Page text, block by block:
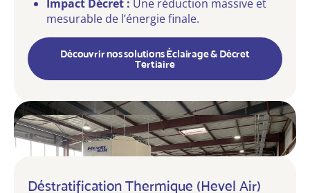
Impact Décret : Une réduction massive et
mesurable de l’énergie finale.
Découvrir nos solutions Éclairage & Décret
Tertiaire
Déstratification Thermique (Hevel Air)